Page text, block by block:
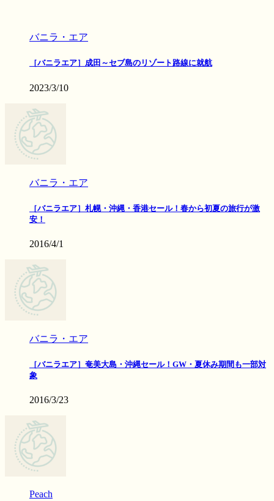
バニラ・エア
［バニラエア］成田～セブ島のリゾート路線に就航
2023/3/10
バニラ・エア
［バニラエア］札幌・沖縄・香港セール！春から初夏の旅行が激
安！
2016/4/1
バニラ・エア
［バニラエア］奄美大島・沖縄セール！GW・夏休み期間も一部対
象
2016/3/23
Peach